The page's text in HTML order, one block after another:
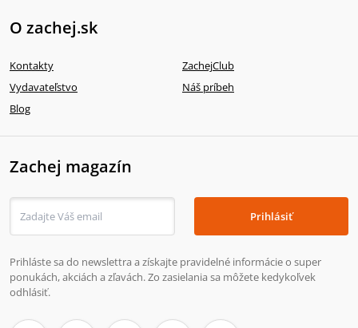
O zachej.sk
Kontakty
ZachejClub
Vydavateľstvo
Náš príbeh
Blog
Zachej magazín
Prihlásiť
Prihláste sa do newslettra a získajte pravidelné informácie o super
ponukách, akciách a zľavách. Zo zasielania sa môžete kedykoľvek
odhlásiť.